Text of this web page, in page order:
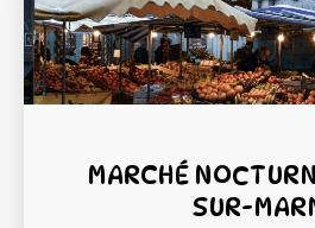
MARCHÉ
SUR-